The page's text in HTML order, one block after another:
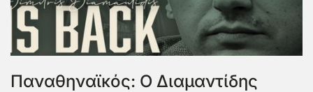
Παναθηναϊκός: Ο Διαμαντίδης